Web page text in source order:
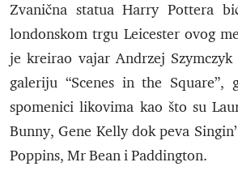
Zvanična statua Harry Pottera
londonskom trgu Leicester ovog
je kreirao vajar Andrzej
galeriju “Scenes in the Square”,
spomenici likovima kao što su
Bunny, Gene Kelly dok peva
Poppins, Mr Bean i Paddington.